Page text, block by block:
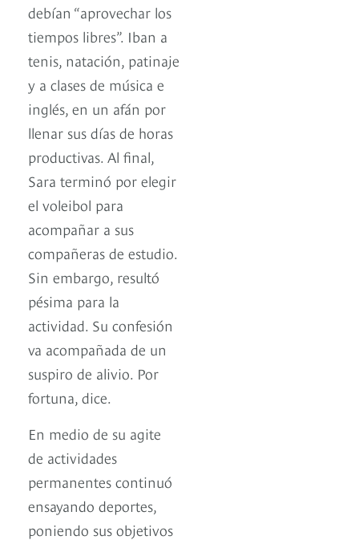
debían “aprovechar los
tiempos libres”. Iban a
tenis, natación, patinaje
y a clases de música e
inglés, en un afán por
llenar sus días de horas
productivas. Al final,
Sara terminó por elegir
el voleibol para
acompañar a sus
compañeras de estudio.
Sin embargo, resultó
pésima para la
actividad. Su confesión
va acompañada de un
suspiro de alivio. Por
fortuna, dice.
En medio de su agite
de actividades
permanentes continuó
ensayando deportes,
poniendo sus objetivos